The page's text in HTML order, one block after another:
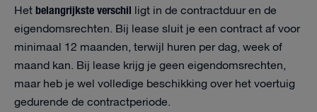
Hetbelangrijkste verschil ligt in de contractduur en de
eigendomsrechten. Bij lease sluit je een contract af voor
minimaal 12 maanden, terwijl huren per dag, week of
maand kan. Bij lease krijg je geen eigendomsrechten,
maar heb je wel volledige beschikking over het voertuig
gedurende de contractperiode.